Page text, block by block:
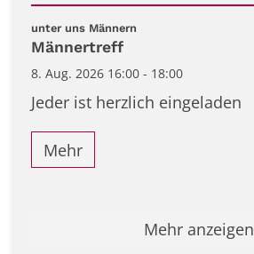
Datum: 8. August 2026
unter uns Männern
Männertreff
8. Aug. 2026 16:00 - 18:00
Jeder ist herzlich eingeladen
Mehr
Mehr anzeigen